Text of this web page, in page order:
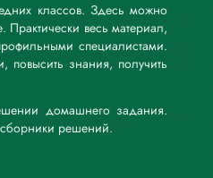
классов. Здесь можно
весь материал,
специалистами.
повысить знания, получить
домашнего задания.
сборники решений.